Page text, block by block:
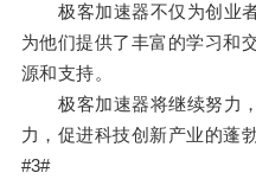
极客加速器不仅为创业者
为他们提供了丰富的学习和
源和支持。
极客加速器将继续努力，
力，促进科技创新产业的蓬
#3#